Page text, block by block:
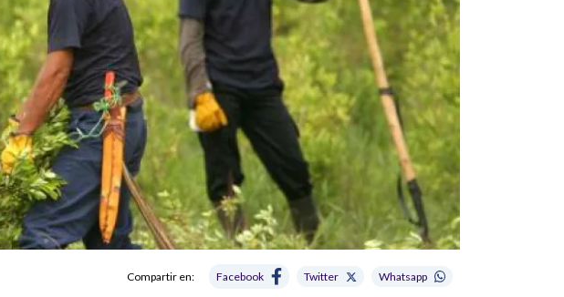
Compartir en: Facebook Twitter Whatsapp